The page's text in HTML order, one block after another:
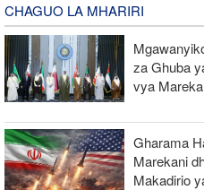
CHAGUO LA MHARIRI
za Ghuba
vya
Gharama
Marekani
Makadirio